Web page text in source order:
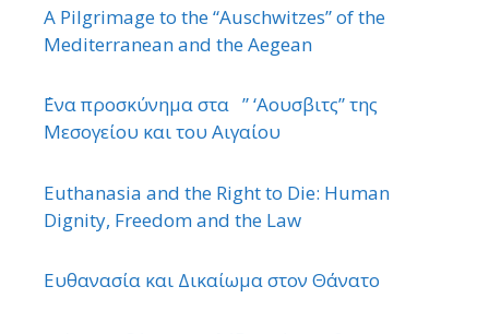
A Pilgrimage to the “Auschwitzes” of the
Mediterranean and the Aegean
΄Ενα προσκύνημα στα ” ‘Αουσβιτς” της
Μεσογείου και του Αιγαίου
Euthanasia and the Right to Die: Human
Dignity, Freedom and the Law
Ευθανασία και Δικαίωμα στον Θάνατο